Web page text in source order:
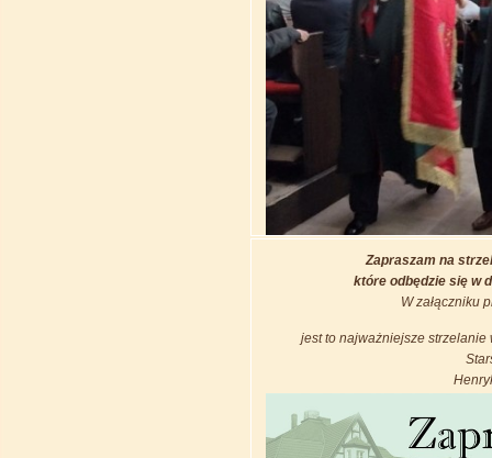
Zapraszam na
które odbędzie się w
W załączniku
jest to najważniejsze strzelanie